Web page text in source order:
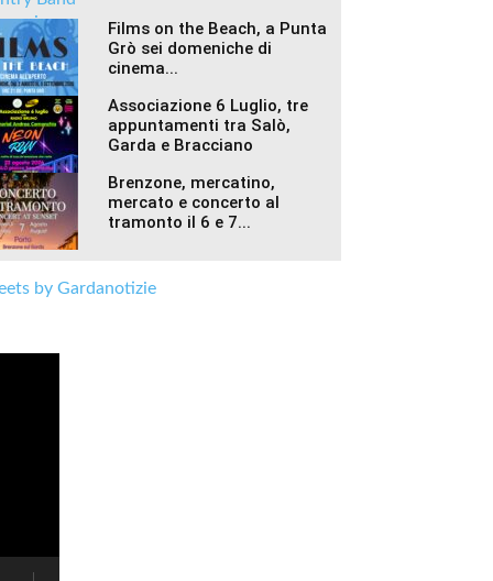
Films on the Beach, a Punta
Grò sei domeniche di
cinema...
Associazione 6 Luglio, tre
appuntamenti tra Salò,
Garda e Bracciano
Brenzone, mercatino,
mercato e concerto al
tramonto il 6 e 7...
by Gardanotizie